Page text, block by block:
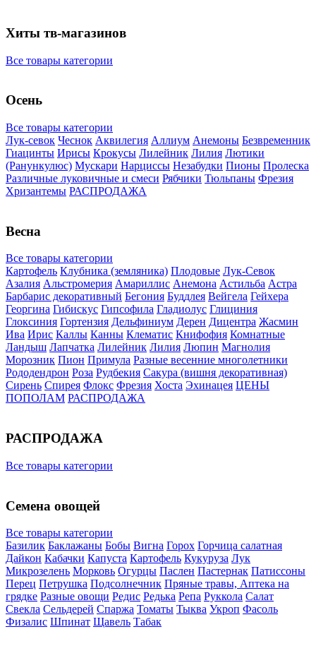
Хиты тв-магазинов
Все товары категории
Осень
Все товары категории
Лук-севок Чеснок Аквилегия Аллиум Анемоны Безвременник
Гиацинты Ирисы Крокусы Лилейник Лилия Лютики
(Ранункулюс) Мускари Нарцисcы Незабудки Пионы Пролеска
Различные луковичные и смеси Рябчики Тюльпаны Фрезия
Хризантемы РАСПРОДАЖА
Весна
Все товары категории
Картофель Клубника (земляника) Плодовые Лук-Севок
Азалия Альстромерия Амариллис Анемона Астильба Астра
Барбарис декоративный Бегония Буддлея Вейгела Гейхера
Георгина Гибискус Гипсофила Гладиолус Глициния
Глоксиния Гортензия Дельфиниум Дерен Дицентра Жасмин
Ива Ирис Каллы Канны Клематис Книфофия Комнатные
Ландыш Лапчатка Лилейник Лилия Люпин Магнолия
Морозник Пион Примула Разные весенние многолетники
Рододендрон Роза Рудбекия Сакура (вишня декоративная)
Сирень Спирея Флокс Фрезия Хоста Эхинацея ЦЕНЫ
ПОПОЛАМ РАСПРОДАЖА
РАСПРОДАЖА
Все товары категории
Семена овощей
Все товары категории
Базилик Баклажаны Бобы Вигна Горох Горчица салатная
Дайкон Кабачки Капуста Картофель Кукуруза Лук
Микрозелень Морковь Огурцы Паслен Пастернак Патиссоны
Перец Петрушка Подсолнечник Пряные травы, Аптека на
грядке Разные овощи Редис Редька Репа Руккола Салат
Свекла Сельдерей Спаржа Томаты Тыква Укроп Фасоль
Физалис Шпинат Щавель Табак